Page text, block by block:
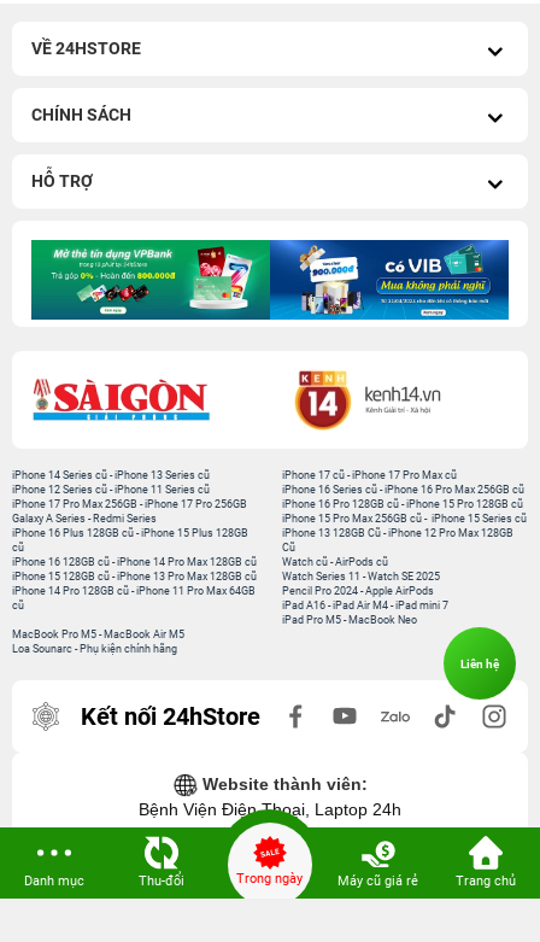
VỀ 24HSTORE
CHÍNH SÁCH
HỖ TRỢ
iPhone 14 Series cũ -iPhone 13 Series cũ
iPhone 12 Series cũ -iPhone 11 Series cũ
iPhone 17 Pro Max 256GB -iPhone 17 Pro 256GB
Galaxy A Series - Redmi Series
iPhone 17 cũ -iPhone 17 Pro Max cũ
iPhone 16 Series cũ - iPhone 16 Pro Max 256GB cũ
iPhone 16 Pro 128GB cũ -iPhone 15 Pro 128GB cũ
iPhone 15 Pro Max 256GB cũ - iPhone 15 Series cũ
iPhone 16 Plus 128GB cũ -iPhone 15 Plus 128GB
cũ
iPhone 16 128GB cũ -iPhone 14 Pro Max 128GB cũ
iPhone 15 128GB cũ -iPhone 13 Pro Max 128GB cũ
iPhone 14 Pro 128GB cũ -iPhone 11 Pro Max 64GB
cũ
iPhone 13 128GB Cũ -iPhone 12 Pro Max 128GB
Cũ
Watch cũ -AirPods cũ
Watch Series 11 -Watch SE 2025
Pencil Pro 2024 -Apple AirPods
iPad A16 -iPad Air M4 -iPad mini 7
iPad Pro M5 - MacBook Neo
MacBook Pro M5 - MacBook Air M5
Loa Sounarc - Phụ kiện chính hãng
Kết nối 24hStore
Website thành viên:
Bệnh Viện Điện Thoại, Laptop 24h
Danh mục Thu-đổi Trong ngày Máy cũ giá rẻ Trang chủ
Liên hệ